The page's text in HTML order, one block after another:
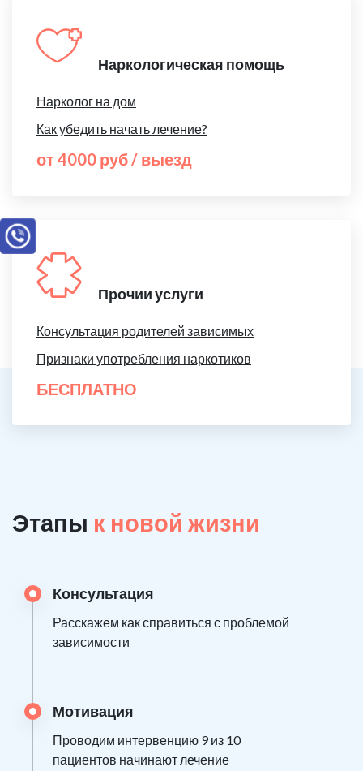
Наркологическая помощь
Нарколог на дом
Как убедить начать лечение?
от 4000 руб / выезд
Прочии услуги
Консультация родителей зависимых
Признаки употребления наркотиков
БЕСПЛАТНО
Этапы к новой жизни
Консультация
Расскажем как справиться с проблемой
зависимости
Мотивация
Проводим интервенцию 9 из 10
пациентов начинают лечение